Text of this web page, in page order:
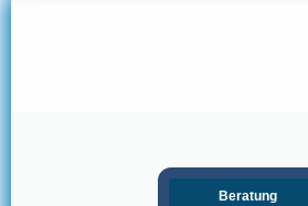
Beratung